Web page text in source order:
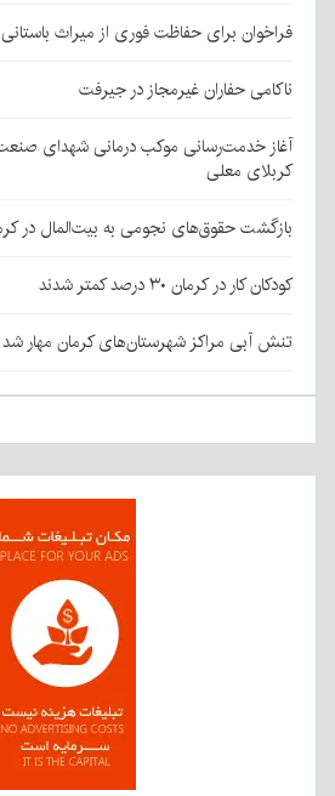
فراخوان برای حفاظت فوری از میراث
ناکامی حفاران غیرمجاز در جیرفت
آغاز خدمت‌رسانی موکب درمانی شهدای
کربلای معلی
بازگشت حقوق‌های نجومی به بیت‌المال در
کودکان کار در کرمان ۳۰ درصد کمتر شدند
تنش آبی مراکز شهرستان‌های کرمان مهار شد